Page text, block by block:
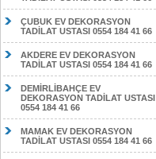
ÇUBUK EV DEKORASYON
TADİLAT USTASI 0554 184 41 66
AKDERE EV DEKORASYON
TADİLAT USTASI 0554 184 41 66
DEMİRLİBAHÇE EV
DEKORASYON TADİLAT USTASI
0554 184 41 66
MAMAK EV DEKORASYON
TADİLAT USTASI 0554 184 41 66